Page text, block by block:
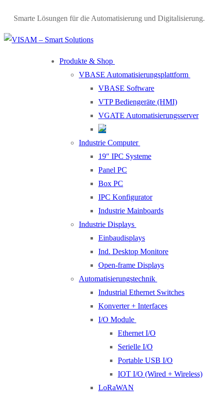
content
Smarte Lösungen für die Automatisierung und Digitalisierung.
Produkte & Shop
VBASE Automatisierungsplattform
VBASE Software
VTP Bediengeräte (HMI)
VGATE Automatisierungsserver
Industrie Computer
19″ IPC Systeme
Panel PC
Box PC
IPC Konfigurator
Industrie Mainboards
Industrie Displays
Einbaudisplays
Ind. Desktop Monitore
Open-frame Displays
Automatisierungstechnik
Industrial Ethernet Switches
Konverter + Interfaces
I/O Module
Ethernet I/O
Serielle I/O
Portable USB I/O
IOT I/O (Wired + Wireless)
LoRaWAN